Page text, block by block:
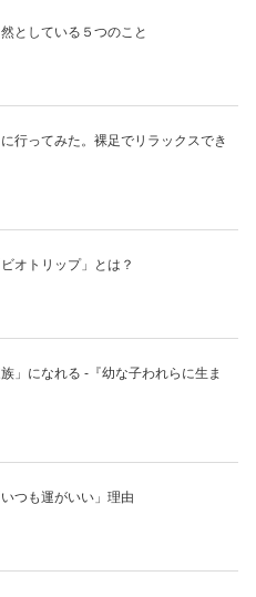
としている５つのこと
行ってみた。裸足でリラックスでき
オトリップ」とは？
」になれる -『幼な子われらに生ま
つも運がいい」理由